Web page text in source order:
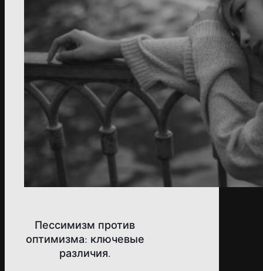
Пессимизм против
оптимизма: ключевые
различия.